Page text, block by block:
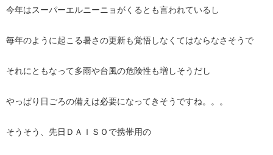
今年はスーパーエルニーニョがくるとも言われているし
毎年のように起こる暑さの更新も覚悟しなくてはならなさそうで
それにともなって多雨や台風の危険性も増しそうだし
やっぱり日ごろの備えは必要になってきそうですね。。。
そうそう、先日ＤＡＩＳＯで携帯用の